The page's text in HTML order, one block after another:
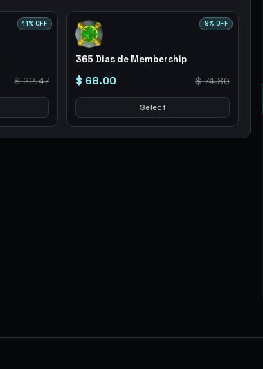
11% OFF
$ 22.47
9% OFF
365 Dias de Membership
$ 68.00 $ 74.80
Select